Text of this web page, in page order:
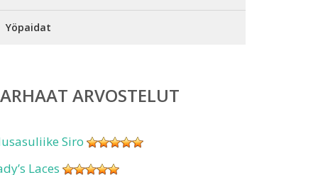
Yöpaidat
ARVOSTELUT
Siro
Laces